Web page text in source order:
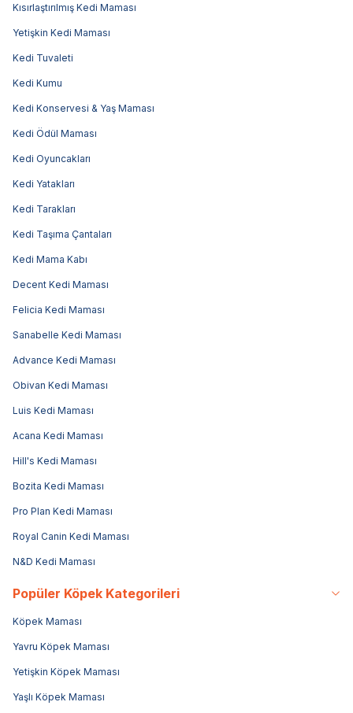
Kısırlaştırılmış Kedi Maması
Yetişkin Kedi Maması
Kedi Tuvaleti
Kedi Kumu
Kedi Konservesi & Yaş Maması
Kedi Ödül Maması
Kedi Oyuncakları
Kedi Yatakları
Kedi Tarakları
Kedi Taşıma Çantaları
Kedi Mama Kabı
Decent Kedi Maması
Felicia Kedi Maması
Sanabelle Kedi Maması
Advance Kedi Maması
Obivan Kedi Maması
Luis Kedi Maması
Acana Kedi Maması
Hill's Kedi Maması
Bozita Kedi Maması
Pro Plan Kedi Maması
Royal Canin Kedi Maması
N&D Kedi Maması
Popüler Köpek Kategorileri
Köpek Maması
Yavru Köpek Maması
Yetişkin Köpek Maması
Yaşlı Köpek Maması